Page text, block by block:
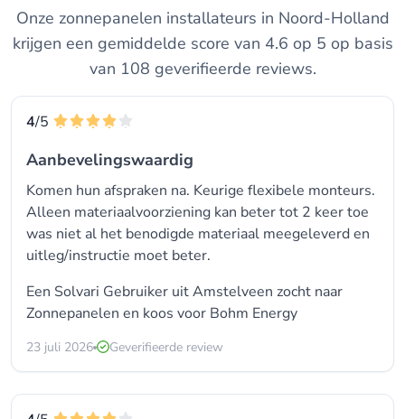
Onze zonnepanelen installateurs in Noord-Holland
krijgen een gemiddelde score van 4.6 op 5 op basis
van 108 geverifieerde reviews.
4/5
Aanbevelingswaardig
Komen hun afspraken na. Keurige flexibele monteurs.
Alleen materiaalvoorziening kan beter tot 2 keer toe
was niet al het benodigde materiaal meegeleverd en
uitleg/instructie moet beter.
Een Solvari Gebruiker uit Amstelveen zocht naar
Zonnepanelen en koos voor Bohm Energy
23 juli 2026 Geverifieerde review